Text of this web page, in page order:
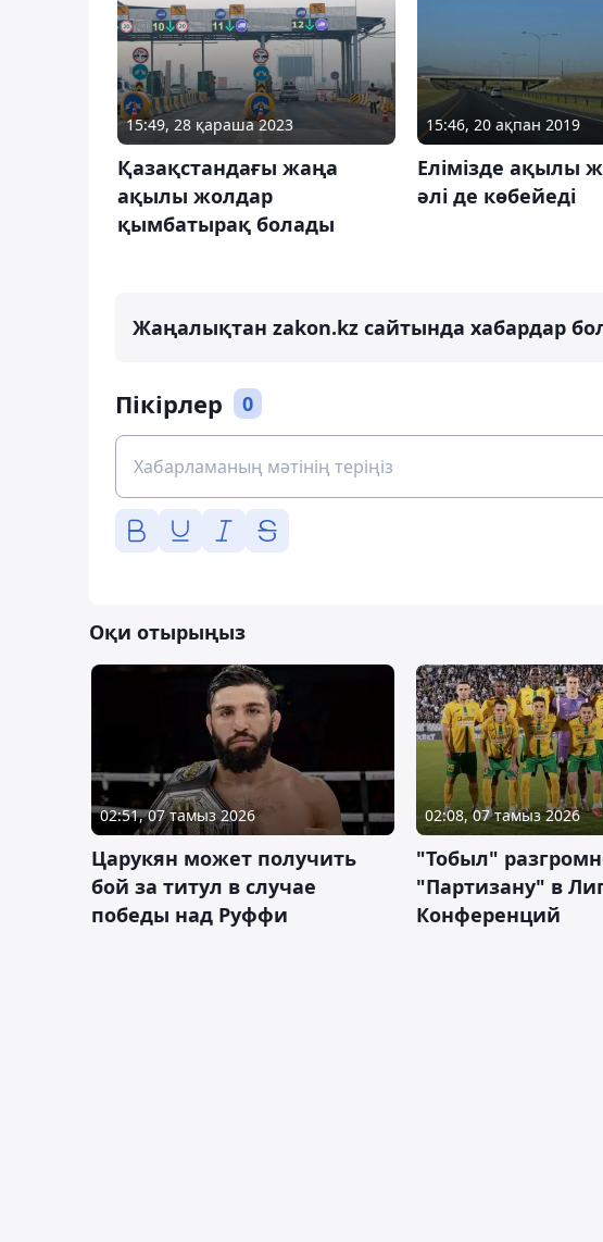
15:49, 28 қараша 2023
Қазақстандағы жаңа
ақылы жолдар
қымбатырақ болады
15:46, 20 ақпан 2019
Елімізде ақылы
әлі де көбейеді
Жаңалықтан zakon.kz сайтында хабардар
Пікірлер 0
Оқи отырыңыз
02:51, 07 тамыз 2026
Царукян может получить
бой за титул в случае
победы над Руффи
02:08, 07 тамыз 2026
"Тобыл"
"Партизану" в
Конференций